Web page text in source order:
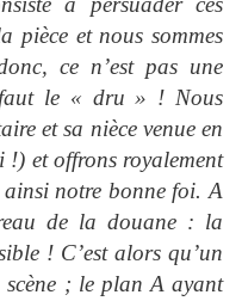
pièce et nous sommes
ce n’est pas une
le « dru » ! Nous
et sa nièce venue en
!) et offrons royalement
notre bonne foi. A
de la douane : la
! C’est alors qu’un
scène ; le plan A ayant